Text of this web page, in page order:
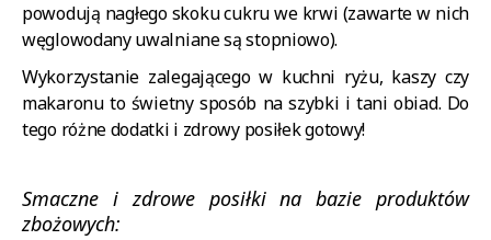
powodują nagłego skoku cukru we krwi (zawarte w nich
węglowodany uwalniane są stopniowo).
Wykorzystanie zalegającego w kuchni ryżu, kaszy czy
makaronu to świetny sposób na szybki i tani obiad. Do
tego różne dodatki i zdrowy posiłek gotowy!
Smaczne i zdrowe posiłki na bazie produktów
zbożowych: